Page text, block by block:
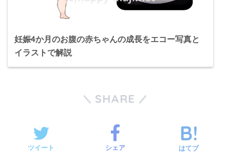
妊娠4か月のお腹の赤ちゃんの成長をエコー写真と
イラストで解説
SHARE
ツイート シェア はてブ